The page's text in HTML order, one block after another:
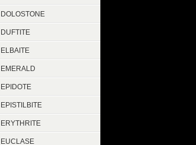
DOLOSTONE
DUFTITE
ELBAITE
EMERALD
EPIDOTE
EPISTILBITE
ERYTHRITE
EUCLASE